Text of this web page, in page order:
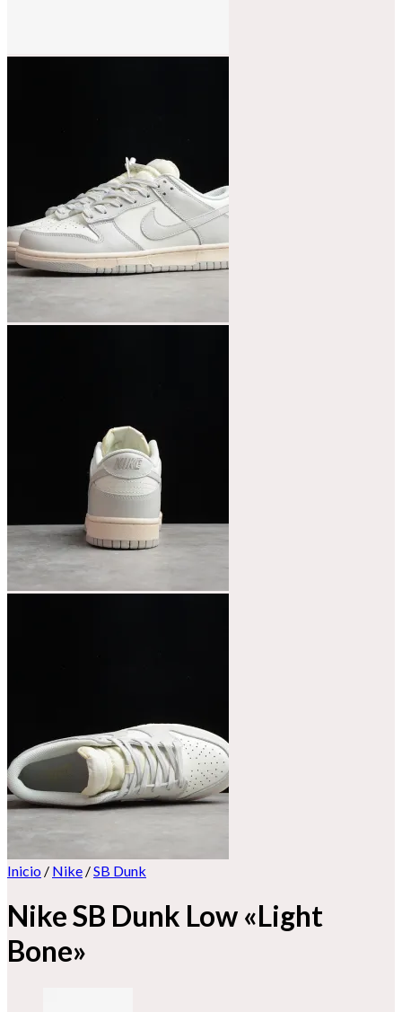
Inicio / Nike /SB Dunk
Nike SB Dunk Low «Light
Bone»